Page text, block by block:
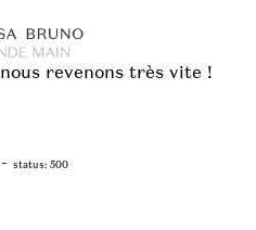
revenons très vite !
status: 500